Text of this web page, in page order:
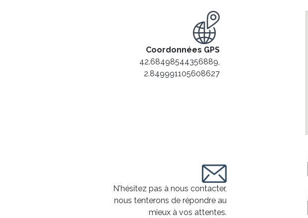
Coordonnées GPS
42.68498544356889,
2.849991105608627
N'hésitez pas à nous contacter,
nous tenterons de répondre au
mieux à vos attentes.